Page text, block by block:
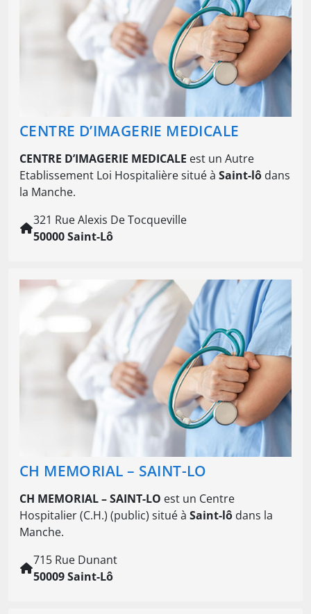
CENTRE D’IMAGERIE MEDICALE
CENTRE D’IMAGERIE MEDICALE est un Autre
Etablissement Loi Hospitalière situé à Saint-lô dans
la Manche.
321 Rue Alexis De Tocqueville
50000 Saint-Lô
CH MEMORIAL – SAINT-LO
CH MEMORIAL – SAINT-LO est un Centre
Hospitalier (C.H.) (public) situé à Saint-lô dans la
Manche.
715 Rue Dunant
50009 Saint-Lô